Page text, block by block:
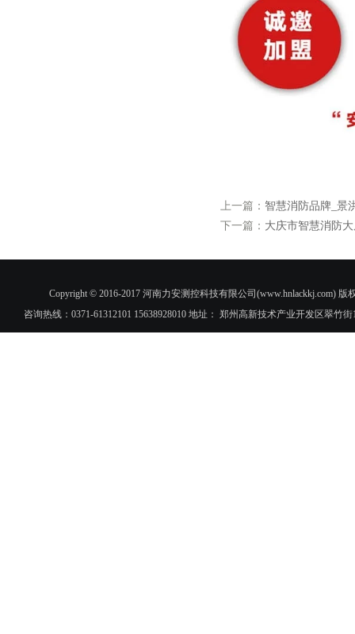
上一篇： 智慧消防品牌_景
下一篇： 大庆市智慧消防
Copyright © 2016-2017 河南力安测控科技有限公司(www.hnlackkj.com)
咨询热线：0371-61312101 15638928010 地址： 郑州高新技术产业开发区翠竹